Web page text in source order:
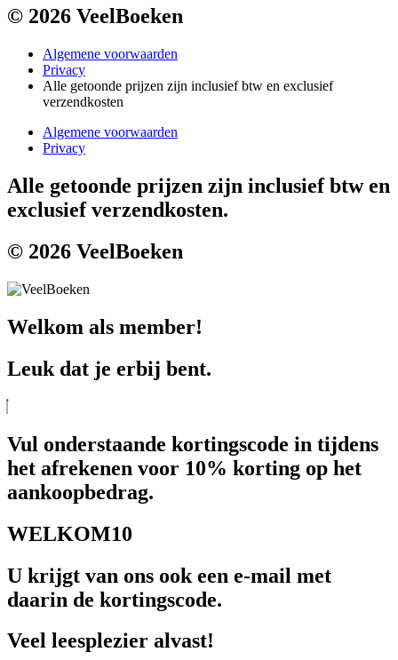
© 2026 VeelBoeken
Algemene voorwaarden
Privacy
Alle getoonde prijzen zijn inclusief btw en exclusief
verzendkosten
Algemene voorwaarden
Privacy
Alle getoonde prijzen zijn inclusief btw en
exclusief verzendkosten.
© 2026 VeelBoeken
Welkom als member!
Leuk dat je erbij bent.
Vul onderstaande kortingscode in tijdens
het afrekenen voor 10% korting op het
aankoopbedrag.
WELKOM10
U krijgt van ons ook een e-mail met
daarin de kortingscode.
Veel leesplezier alvast!